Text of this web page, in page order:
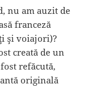
nu am auzit de
franceză
şi voiajori)?
creată de un
refăcută,
originală